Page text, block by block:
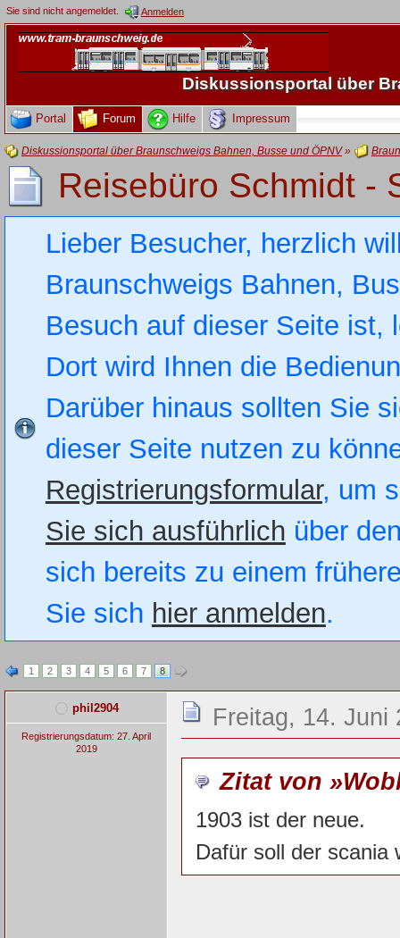
Sie sind nicht angemeldet. Anmelden
Diskussionsportal über
Portal Forum Hilfe Impressum
Diskussionsportal über Braunschweigs Bahnen, Busse und ÖPNV»
Reisebüro Schmidt -
Lieber Besucher, herzlich
Braunschweigs Bahnen,
Besuch auf dieser Seite
Dort wird Ihnen die
Darüber hinaus sollten Sie
dieser Seite nutzen zu
Registrierungsformular, um
Sie sich ausführlich über
sich bereits zu einem
Sie sich hier anmelden.
1 2 3 4 5 6 7 8
phil2904
Registrierungsdatum: 27. April
2019
Freitag, 14. Juni
Zitat von
1903 ist der neue.
Dafür soll der scania